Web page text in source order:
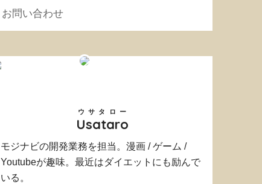
お問い合わせ
Usataro
ウサタロー
モジナビの開発業務を担当。漫画 / ゲーム /
Youtubeが趣味。最近はダイエットにも励んで
いる。